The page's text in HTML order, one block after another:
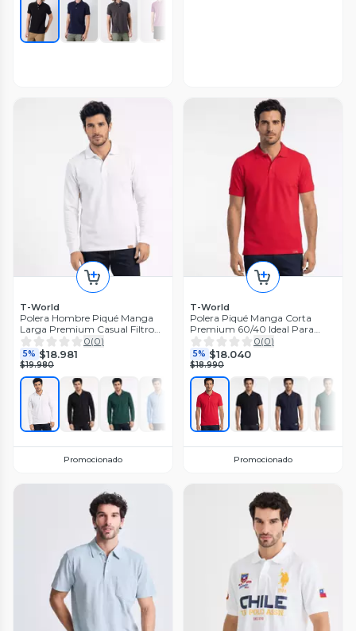
T-World
Polera Hombre Piqué Manga
Larga Premium Casual Filtro
UV
0(0)
5% $18.981
$19.980
Promocionado
T-World
Polera Piqué Manga Corta
Premium 60/40 Ideal Para
Bordar
0(0)
5% $18.040
$18.990
Promocionado